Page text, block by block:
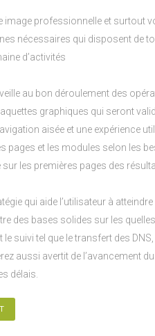
professionnelle et surtout
nécessaires qui disposent de
d’activités
au bon déroulement des
graphiques qui seront
aisée et une expérience
pages et les modules selon les
les premières pages des
qui aide l’utilisateur à
des bases solides sur les
suivi tel que le transfert des
aussi avertit de l’avancement
délais.